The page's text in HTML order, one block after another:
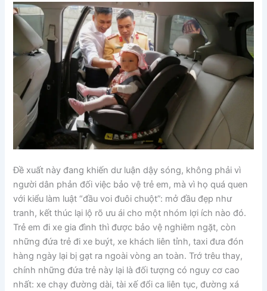
Đề xuất này đang khiến dư luận dậy sóng, không phải vì
người dân phản đối việc bảo vệ trẻ em, mà vì họ quá quen
với kiểu làm luật “đầu voi đuôi chuột”: mở đầu đẹp như
tranh, kết thúc lại lộ rõ ưu ái cho một nhóm lợi ích nào đó.
Trẻ em đi xe gia đình thì được bảo vệ nghiêm ngặt, còn
những đứa trẻ đi xe buýt, xe khách liên tỉnh, taxi đưa đón
hàng ngày lại bị gạt ra ngoài vòng an toàn. Trớ trêu thay,
chính những đứa trẻ này lại là đối tượng có nguy cơ cao
nhất: xe chạy đường dài, tài xế đổi ca liên tục, đường xá